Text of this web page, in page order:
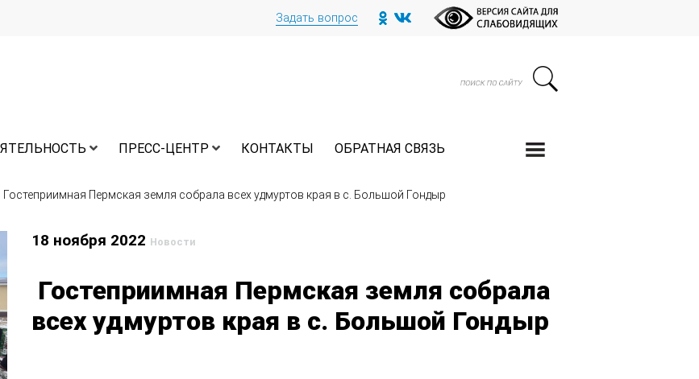
Задать вопрос
ПРЕСС-ЦЕНТР КОНТАКТЫ ОБРАТНАЯ СВЯЗЬ
Гостеприимная Пермская земля собрала всех удмуртов края в с. Большой Гондыр
18 ноября 2022 Новости
Гостеприимная Пермская земля собрала
всех удмуртов края в с. Большой Гондыр